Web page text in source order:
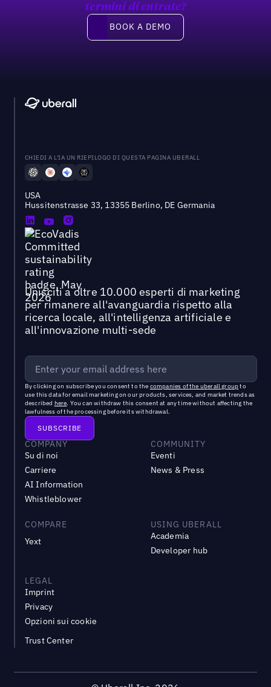
termini di entrate?
Book a demo
BOOK A DEMO
CHIEDI A L'IA UN RIEPILOGO DI QUESTA PAGINA UBERALL
USA
Hussitenstrasse 33, 13355 Berlino, DE Germania
Unisciti a oltre 10.000 esperti di marketing
per rimanere all'avanguardia rispetto alla
ricerca locale, all'intelligenza artificiale e
all'innovazione multi-sede
By clicking on subscribe you consent to the companies of the uberall groupto
use this data for email marketing on our products, services, and market trends as
described here. You can withdraw this consent at any time without affecting the
lawfulness of the processing before its withdrawal.
COMPANY
Su di noi
Carriere
AI Information
Whistleblower
COMMUNITY
Eventi
News & Press
COMPARE
Yext
USING UBERALL
Academia
Developer hub
LEGAL
Imprint
Privacy
Opzioni sui cookie
Trust Center